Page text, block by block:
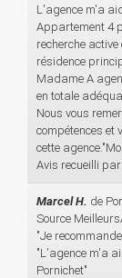
L'agence m'a
Appartement 4
recherche
résidence
Madame A
en totale
Nous vous
compétences et
cette
Avis recueilli
Marcel H. de
Source
"Je
"L'agence m'a
Pornichet"